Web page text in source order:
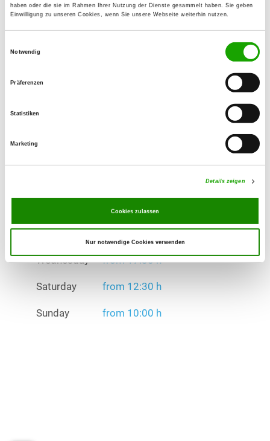
haben oder die sie im Rahmen Ihrer Nutzung der Dienste gesammelt haben. Sie geben
Einwilligung zu unseren Cookies, wenn Sie unsere Webseite weiterhin nutzen.
Notwendig
Präferenzen
Statistiken
Marketing
Details zeigen
Cookies zulassen
Nur notwendige Cookies verwenden
Handy:
E-Mail:
Exercise times in summer:
Wednesday from 17:30 h
Exercise times in winter:
Wednesday from 17:30 h
Saturday from 12:30 h
Sunday from 10:00 h